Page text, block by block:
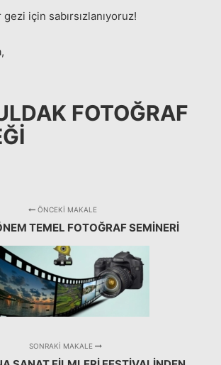
için sabırsızlanıyoruz!
FOTOĞRAF
ÖNCEKI MAKALE
TEMEL FOTOĞRAF SEMİNERİ
SONRAKI MAKALE